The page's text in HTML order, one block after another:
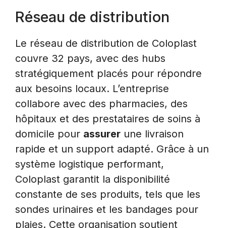
Réseau de distribution
Le réseau de distribution de Coloplast
couvre 32 pays, avec des hubs
stratégiquement placés pour répondre
aux besoins locaux. L’entreprise
collabore avec des pharmacies, des
hôpitaux et des prestataires de soins à
domicile pour assurer une livraison
rapide et un support adapté. Grâce à un
système logistique performant,
Coloplast garantit la disponibilité
constante de ses produits, tels que les
sondes urinaires et les bandages pour
plaies. Cette organisation soutient